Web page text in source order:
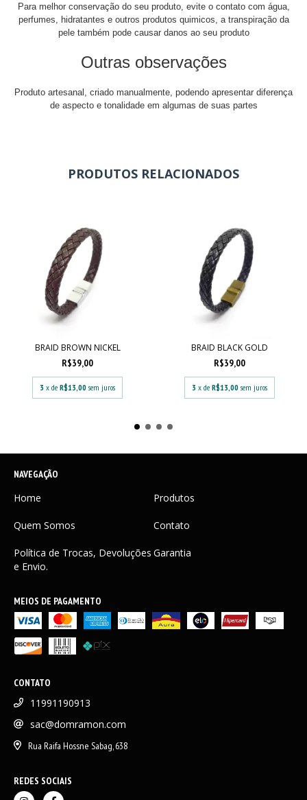
Para melhor conservação do seu produto, evite o contato com água,
perfumes, hidratantes e outros produtos quimicos, a transpiração da
pele também pode causar danos ao seu produto
Outras observações
Produto artesanal, criado manualmente, podendo apresentar diferença
de aspecto e tonalidade em algumas de suas partes
PRODUTOS RELACIONADOS
BRAID BROWN NICKEL
R$39,00
3 x deR$13,00 sem juros
BRAID BLACK GOLD
R$39,00
3 x de R$13,00 sem juros
NAVEGAÇÃO
Home Produtos
Quem Somos Contato
Política de Trocas, Devoluções
e Envio.
Garantia
MEIOS DE PAGAMENTO
CONTATO
11991190913
sac@domramon.com
Rua Raifa Hossne Sabag, 638
REDES SOCIAIS